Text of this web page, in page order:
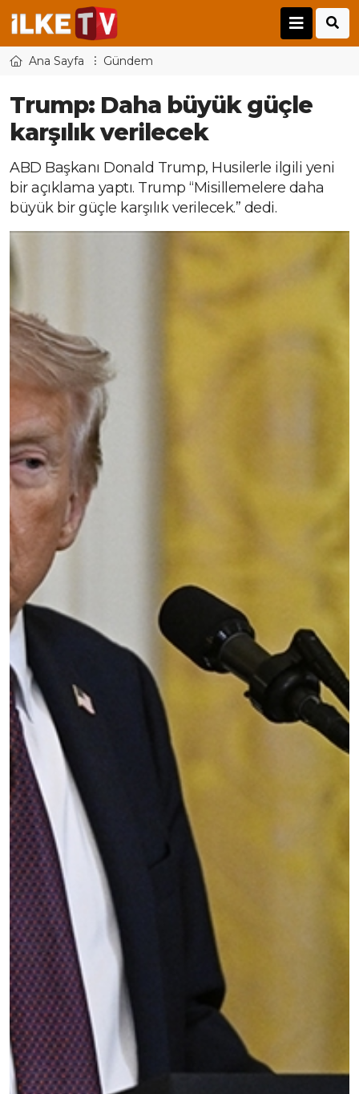
Ana Sayfa Gündem
Trump: Daha büyük güçle
karşılık verilecek
ABD Başkanı Donald Trump, Husilerle ilgili yeni
bir açıklama yaptı. Trump “Misillemelere daha
büyük bir güçle karşılık verilecek.” dedi.